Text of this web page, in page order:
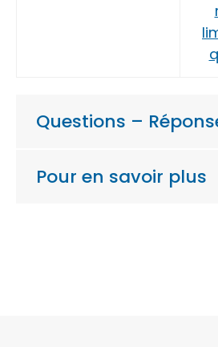
Questions –
Pour en savoir plus